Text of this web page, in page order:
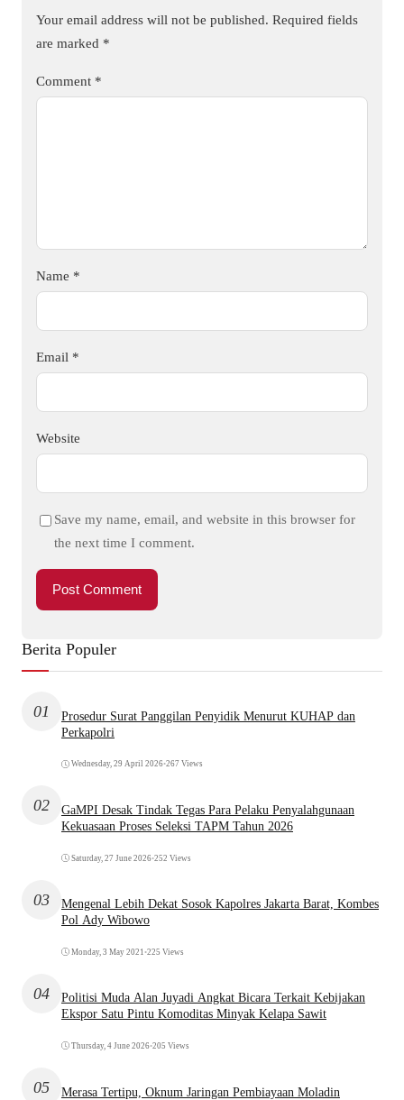
Your email address will not be published. Required fields
are marked *
Comment *
Name *
Email *
Website
Save my name, email, and website in this browser for
the next time I comment.
Berita Populer
01
Prosedur Surat Panggilan Penyidik Menurut KUHAP dan
Perkapolri
Wednesday, 29 April 2026•267 Views
02
GaMPI Desak Tindak Tegas Para Pelaku Penyalahgunaan
Kekuasaan Proses Seleksi TAPM Tahun 2026
Saturday, 27 June 2026•252 Views
03
Mengenal Lebih Dekat Sosok Kapolres Jakarta Barat, Kombes
Pol Ady Wibowo
Monday, 3 May 2021 •225 Views
04
Politisi Muda Alan Juyadi Angkat Bicara Terkait Kebijakan
Ekspor Satu Pintu Komoditas Minyak Kelapa Sawit
Thursday, 4 June 2026•205 Views
05
Merasa Tertipu, Oknum Jaringan Pembiayaan Moladin